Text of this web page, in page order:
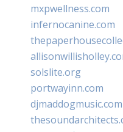
mxpwellness.com
infernocanine.com
solslite.org
portwayinn.com
djmaddogmusic.com